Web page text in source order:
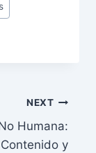
NEXT
Humana:
y